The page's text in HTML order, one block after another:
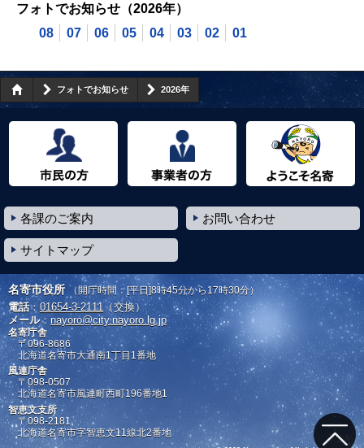
フォトでお知らせ（2026年）
08
07 06 05 04 03 02 01
フォトでお知らせ 2026年
各課のご案内 お問い合わせ
サイトマップ
名寄市役所 （開庁時間：[平日]8時45分から17時30分）
電話：01654-3-2111 （交換）
メール： nayoro@city.nayoro.lg.jp
名寄庁舎
〒096-8686
北海道名寄市大通南1丁目1番地
風連庁舎
〒098-0507
北海道名寄市風連町西町196番地1
智恵文支所
〒098-2181
北海道名寄市字智恵文11線北2番地